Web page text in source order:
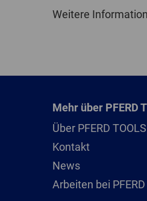
Weitere
Mehr über PFERD
Über PFERD TOOLS
Kontakt
News
Arbeiten bei PFERD